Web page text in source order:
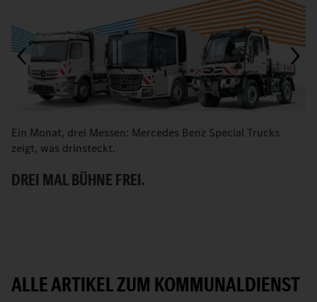
Ein Monat, drei Messen: Mercedes Benz Special Trucks
zeigt, was drinsteckt.
DREI MAL BÜHNE FREI.
ALLE ARTIKEL ZUM KOMMUNALDIENST